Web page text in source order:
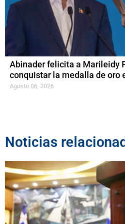
Abinader felicita a Marileidy
conquistar la medalla de oro
Agosto 06, 2026
Noticias